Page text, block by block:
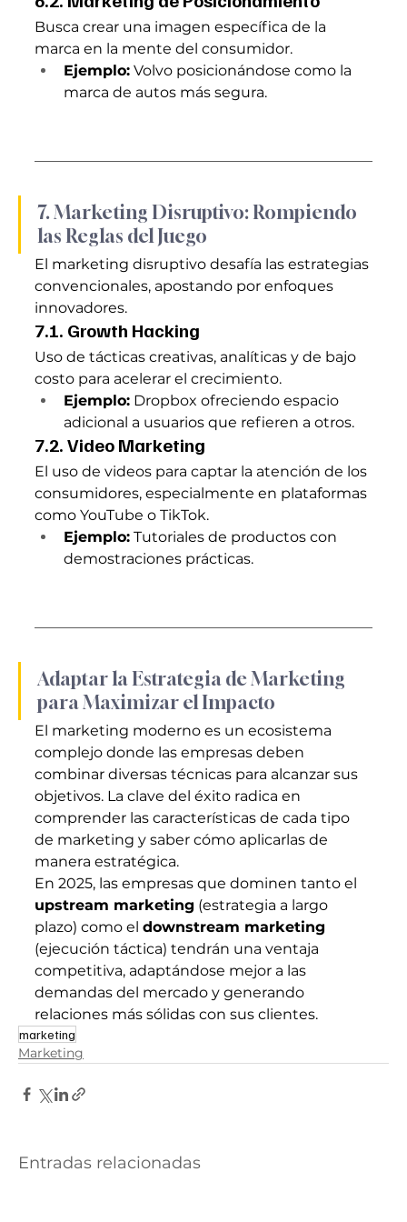
Busca crear una imagen específica de la
marca en la mente del consumidor.
Ejemplo: Volvo posicionándose como la
marca de autos más segura.
7. Marketing Disruptivo: Rompiendo
las Reglas del Juego
El marketing disruptivo desafía las estrategias
convencionales, apostando por enfoques
innovadores.
7.1. Growth Hacking
Uso de tácticas creativas, analíticas y de bajo
costo para acelerar el crecimiento.
Ejemplo: Dropbox ofreciendo espacio
adicional a usuarios que refieren a otros.
7.2. Video Marketing
El uso de videos para captar la atención de los
consumidores, especialmente en plataformas
como YouTube o TikTok.
Ejemplo: Tutoriales de productos con
demostraciones prácticas.
Adaptar la Estrategia de Marketing
para Maximizar el Impacto
El marketing moderno es un ecosistema
complejo donde las empresas deben
combinar diversas técnicas para alcanzar sus
objetivos. La clave del éxito radica en
comprender las características de cada tipo
de marketing y saber cómo aplicarlas de
manera estratégica.
En 2025, las empresas que dominen tanto el
upstream marketing (estrategia a largo
plazo) como el downstream marketing
(ejecución táctica) tendrán una ventaja
competitiva, adaptándose mejor a las
demandas del mercado y generando
relaciones más sólidas con sus clientes.
marketing
Marketing
Entradas relacionadas